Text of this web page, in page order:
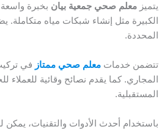
يتميزمعلم صحي جمعية بيان بخبرة
الكبيرة مثل إنشاء شبكات مياه متكاملة.
المحددة.
تتضمن خدماتمعلم صحي ممتاز في
المجاري. كما يقدم نصائح وقائية
المستقبلية.
باستخدام أحدث الأدوات والتقنيات،